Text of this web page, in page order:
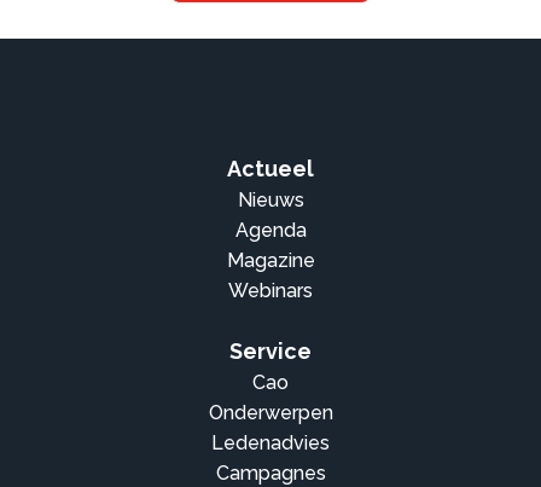
Actueel
Nieuws
Agenda
Magazine
Webinars
Service
Cao
Onderwerpen
Ledenadvies
Campagnes